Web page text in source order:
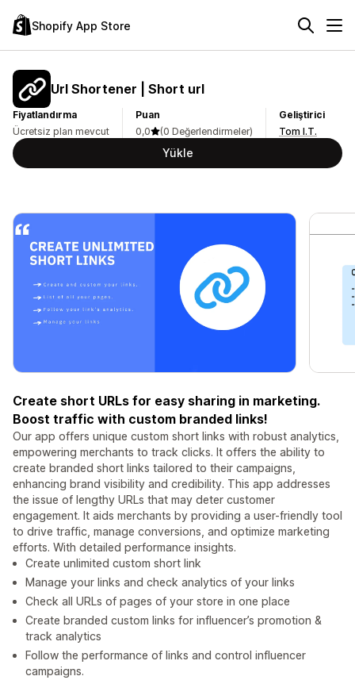
Shopify App Store
Url Shortener | Short url
Fiyatlandırma
Ücretsiz plan mevcut
Puan
0,0
(0 Değerlendirmeler)
Geliştirici
Tom I.T.
Yükle
Create short URLs for easy sharing in marketing.
Boost traffic with custom branded links!
Our app offers unique custom short links with robust analytics,
empowering merchants to track clicks. It offers the ability to
create branded short links tailored to their campaigns,
enhancing brand visibility and credibility. This app addresses
the issue of lengthy URLs that may deter customer
engagement. It aids merchants by providing a user-friendly tool
to drive traffic, manage conversions, and optimize marketing
efforts. With detailed performance insights.
Create unlimited custom short link
Manage your links and check analytics of your links
Check all URLs of pages of your store in one place
Create branded custom links for influencer’s promotion &
track analytics
Follow the performance of links and control influencer
campaigns.